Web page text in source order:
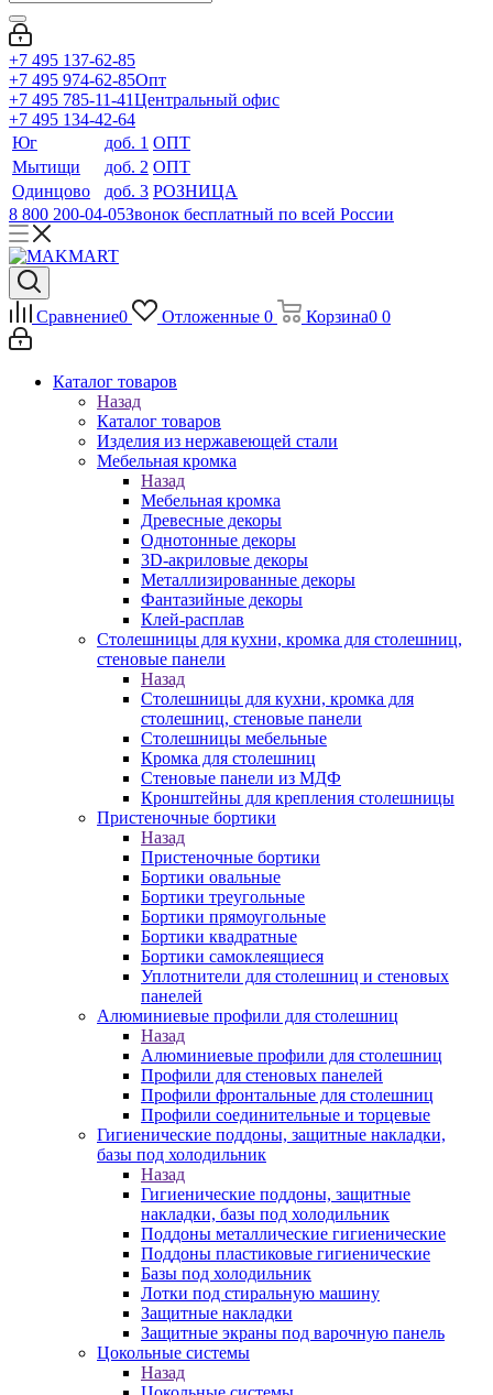
+7 495 137-62-85
+7 495 974-62-85Опт
+7 495 785-11-41Центральный офис
+7 495 134-42-64
Юг
доб. 1 ОПТ
Мытищи
доб. 2 ОПТ
Одинцово
доб. 3 РОЗНИЦА
8 800 200-04-05Звонок бесплатный по всей России
Сравнение0 Отложенные 0 Корзина0 0
Каталог товаров
Назад
Каталог товаров
Изделия из нержавеющей стали
Мебельная кромка
Назад
Мебельная кромка
Древесные декоры
Однотонные декоры
3D-акриловые декоры
Металлизированные декоры
Фантазийные декоры
Клей-расплав
Столешницы для кухни, кромка для столешниц,
стеновые панели
Назад
Столешницы для кухни, кромка для
столешниц, стеновые панели
Столешницы мебельные
Кромка для столешниц
Стеновые панели из МДФ
Кронштейны для крепления столешницы
Пристеночные бортики
Назад
Пристеночные бортики
Бортики овальные
Бортики треугольные
Бортики прямоугольные
Бортики квадратные
Бортики самоклеящиеся
Уплотнители для столешниц и стеновых
панелей
Алюминиевые профили для столешниц
Назад
Алюминиевые профили для столешниц
Профили для стеновых панелей
Профили фронтальные для столешниц
Профили соединительные и торцевые
Гигиенические поддоны, защитные накладки,
базы под холодильник
Назад
Гигиенические поддоны, защитные
накладки, базы под холодильник
Поддоны металлические гигиенические
Поддоны пластиковые гигиенические
Базы под холодильник
Лотки под стиральную машину
Защитные накладки
Защитные экраны под варочную панель
Цокольные системы
Назад